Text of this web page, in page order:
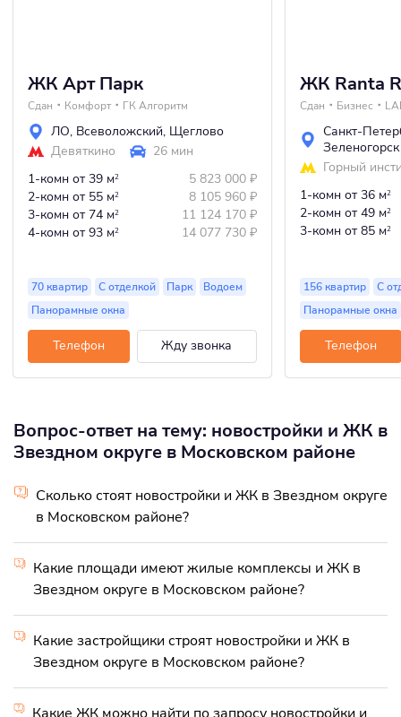
ЖК Арт Парк
Сдан Комфорт ГК Алгоритм
ЛО, Всеволожский, Щеглово
Девяткино
26 мин
1-комн от 39 м2 5 823 000 ₽
2-комн от 55 м2 8 105 960 ₽
3-комн от 74 м2 11 124 170 ₽
4-комн от 93 м2 14 077 730 ₽
70 квартир С отделкой Парк
Водоем
Панорамные окна
Телефон Жду звонка
ЖК Ranta
Сдан Бизнес
Санкт-
Зеленогорск
Горный
1-комн от 36 м2
2-комн от 49 м2
3-комн от 85 м2
156 квартир
С
Панорамные окна
Телефон
Вопрос-ответ на тему: новостройки и ЖК в
Звездном округе в Московском районе
Сколько стоят новостройки и ЖК в Звездном округе
в Московском районе?
Какие площади имеют жилые комплексы и ЖК в
Звездном округе в Московском районе?
Какие застройщики строят новостройки и ЖК в
Звездном округе в Московском районе?